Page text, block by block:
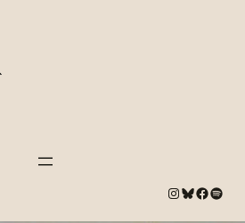
# Bluesky # Spotify